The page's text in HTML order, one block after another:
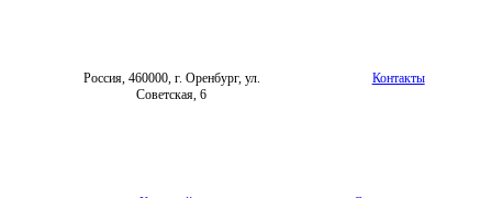
Россия, 460000, г. Оренбург, ул.
Советская, 6
Контакты